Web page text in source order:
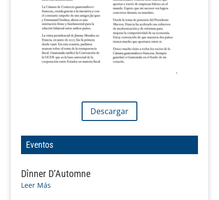
Descargar
Eventos
Dînner D’Automne
Leer Más